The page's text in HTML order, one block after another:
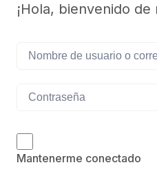
¡Hola, bienvenido de
Mantenerme conectado